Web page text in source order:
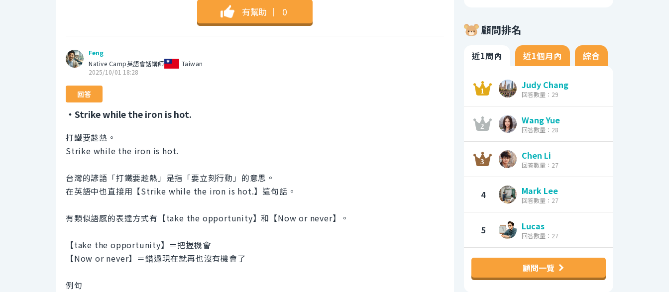
有幫助 ｜ 0
Feng
Native Camp英語會話講師
Taiwan
2025/10/01 18:28
回答
・Strike while the iron is hot.
打鐵要趁熱。
Strike while the iron is hot.
台灣的諺語「打鐵要趁熱」是指「要立刻行動」的意思。
在英語中也直接用【Strike while the iron is hot.】這句話。
有類似語感的表達方式有【take the opportunity】和【Now or never】。
【take the opportunity】＝把握機會
【Now or never】＝錯過現在就再也沒有機會了
例句
顧問排名
近1周內 近1個月內 綜合
Judy Chang
回答數量：29
Wang Yue
回答數量：28
Chen Li
回答數量：27
4 Mark Lee
回答數量：27
5 Lucas
回答數量：27
顧問一覽